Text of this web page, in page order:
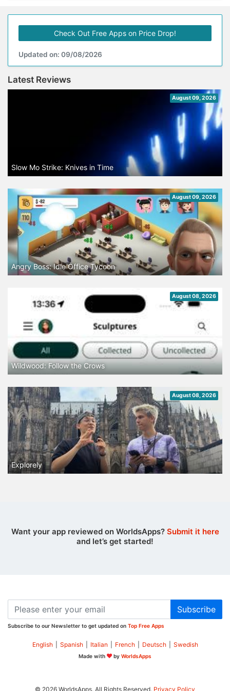
Check Out Free Apps on Price Drop!
Updated on: 09/08/2026
Latest Reviews
August 09, 2026
Slow Mo Strike: Knives in Time
August 09, 2026
Angry Boss: Idle Office Tycoon
August 08, 2026
Wildwood: Follow the Crows
August 08, 2026
Explorely
Want your app reviewed on WorldsApps? Submit it here
and let’s get started!
Subscribe
Subscribe to our Newsletter to get updated on Top Free Apps
English Spanish Italian French Deutsch Swedish
Made with by WorldsApps
© 2026 WorldsApps. All Rights Reserved. Privacy Policy